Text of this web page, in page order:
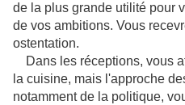
de la plus grande utilité pour
de vos ambitions. Vous
ostentation.
Dans les réceptions, vous
la cuisine, mais l'approche
notamment de la politique,